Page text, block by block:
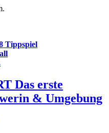
Tippspiel
Das erste
& Umgebung